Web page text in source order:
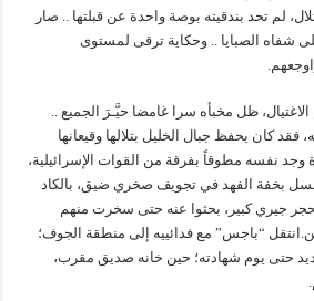
لم تحد بندقيته بوصة واحدة عن قبلتها .. صار
شفاه الصبايا .. وحكاية ترقى لمستوى
ظل مخبأه سرا غامضا حيَّـرَ الجميع ..
فقد كان يحفظ جبال الخليل بتلالها وقيعانها
وجد نفسه مطوقاً بفرقة من القوات الإسرائيلية،
بخفة الفهد في تجويف صخري ضيق، بالكاد
جيري كبير، بحثوا عنه حتى سخرت منهم
“باجس” مع فدائييه إلى منطقة الجوف؛
حتى يوم شهادته؛ حين خانه صديق مقرب،